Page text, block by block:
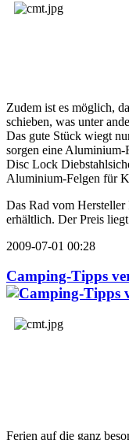
Zudem ist es möglich,
schieben, was unter
Das gute Stück wiegt
sorgen eine Aluminium-
Disc Lock
Aluminium-Felgen für
Das Rad vom
erhältlich. Der Preis
2009-07-01 00:28
Camping-Tipps
Ferien auf die ganz